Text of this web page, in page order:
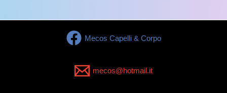
Mecos Capelli & Corpo
mecos@hotmail.it